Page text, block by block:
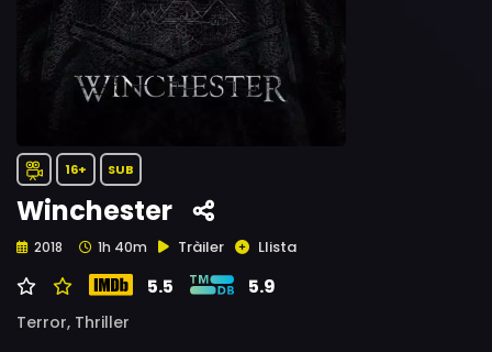
16+ SUB
Winchester
2018 1h 40m Tràiler Llista
5.5 5.9
Terror, Thriller